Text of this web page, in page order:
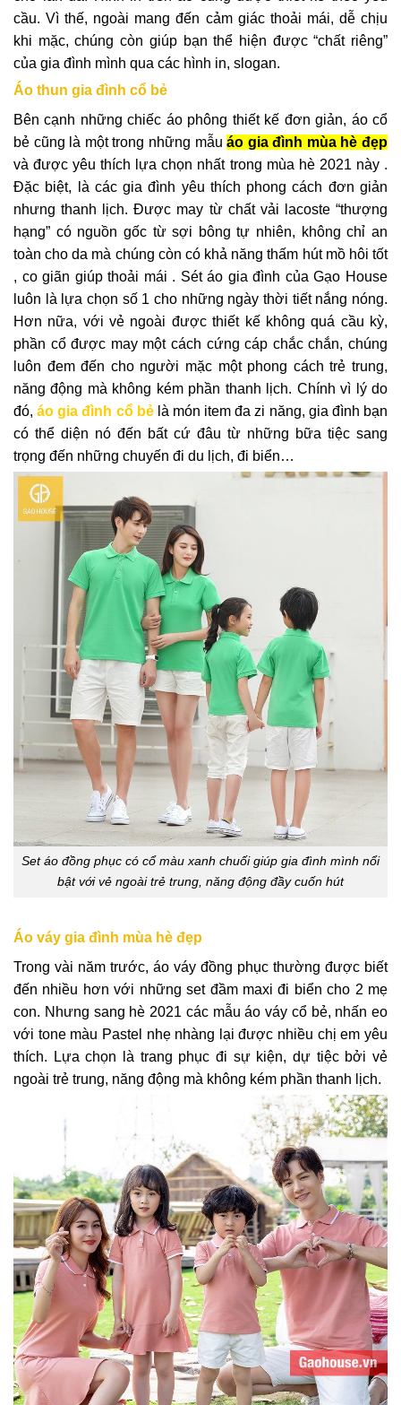
cầu. Vì thế, ngoài mang đến cảm giác thoải mái, dễ chịu
khi mặc, chúng còn giúp bạn thể hiện được “chất riêng”
của gia đình mình qua các hình in, slogan.
Áo thun gia đình cổ bẻ
Bên cạnh những chiếc áo phông thiết kế đơn giản, áo cổ
bẻ cũng là một trong những mẫuáo gia đình mùa hè đẹp
và được yêu thích lựa chọn nhất trong mùa hè 2021 này .
Đặc biệt, là các gia đình yêu thích phong cách đơn giản
nhưng thanh lịch. Được may từ chất vải lacoste “thượng
hạng” có nguồn gốc từ sợi bông tự nhiên, không chỉ an
toàn cho da mà chúng còn có khả năng thấm hút mồ hôi tốt
, co giãn giúp thoải mái . Sét áo gia đình của Gạo House
luôn là lựa chọn số 1 cho những ngày thời tiết nắng nóng.
Hơn nữa, với vẻ ngoài được thiết kế không quá cầu kỳ,
phần cổ được may một cách cứng cáp chắc chắn, chúng
luôn đem đến cho người mặc một phong cách trẻ trung,
năng động mà không kém phần thanh lịch. Chính vì lý do
đó,áo gia đình cổ bẻlà món item đa zi năng, gia đình bạn
có thể diện nó đến bất cứ đâu từ những bữa tiệc sang
trọng đến những chuyến đi du lịch, đi biển…
Set áo đồng phục có cổ màu xanh chuối giúp gia đình mình nổi
bật với vẻ ngoài trẻ trung, năng động đầy cuốn hút
Áo váy gia đình mùa hè đẹp
Trong vài năm trước, áo váy đồng phục thường được biết
đến nhiều hơn với những set đầm maxi đi biển cho 2 mẹ
con. Nhưng sang hè 2021 các mẫu áo váy cổ bẻ, nhấn eo
với tone màu Pastel nhẹ nhàng lại được nhiều chị em yêu
thích. Lựa chọn là trang phục đi sự kiện, dự tiệc bởi vẻ
ngoài trẻ trung, năng động mà không kém phần thanh lịch.